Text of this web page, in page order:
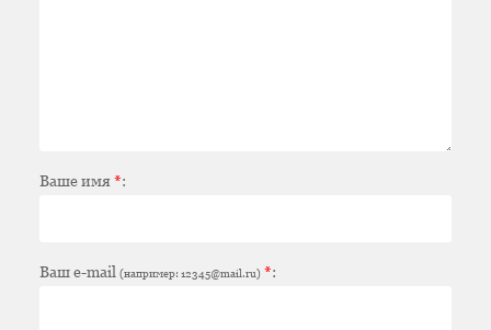
Ваше имя*:
Ваш e-mail (например: 12345@mail.ru) *: